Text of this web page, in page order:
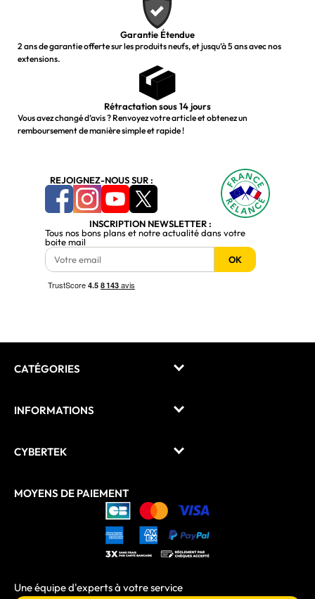
Garantie Étendue
2 ans de garantie offerte sur les produits neufs, et jusqu’à 5 ans avec nos
extensions.
Rétractation sous 14 jours
Vous avez changé d’avis ? Renvoyez votre article et obtenez un
remboursement de manière simple et rapide !
REJOIGNEZ-NOUS SUR :
INSCRIPTION NEWSLETTER :
Tous nos bons plans et notre actualité dans votre
boite mail
OK
CATÉGORIES
INFORMATIONS
CYBERTEK
MOYENS DE PAIEMENT
Une équipe d'experts à votre service